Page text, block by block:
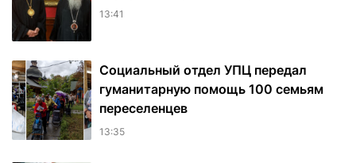
13:41
Социальный отдел УПЦ передал
гуманитарную помощь 100 семьям
переселенцев
13:35